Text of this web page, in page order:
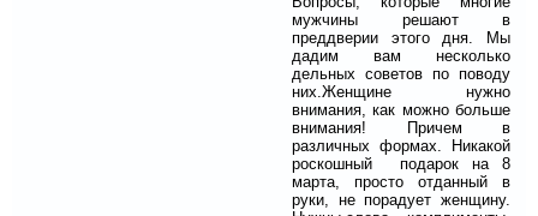
мужчины решают в
преддверии этого дня. Мы
дадим вам несколько
дельных советов по поводу
них.Женщине нужно
внимания, как можно больше
внимания! Причем в
различных формах. Никакой
роскошный подарок на 8
марта, просто отданный в
руки, не порадует женщину.